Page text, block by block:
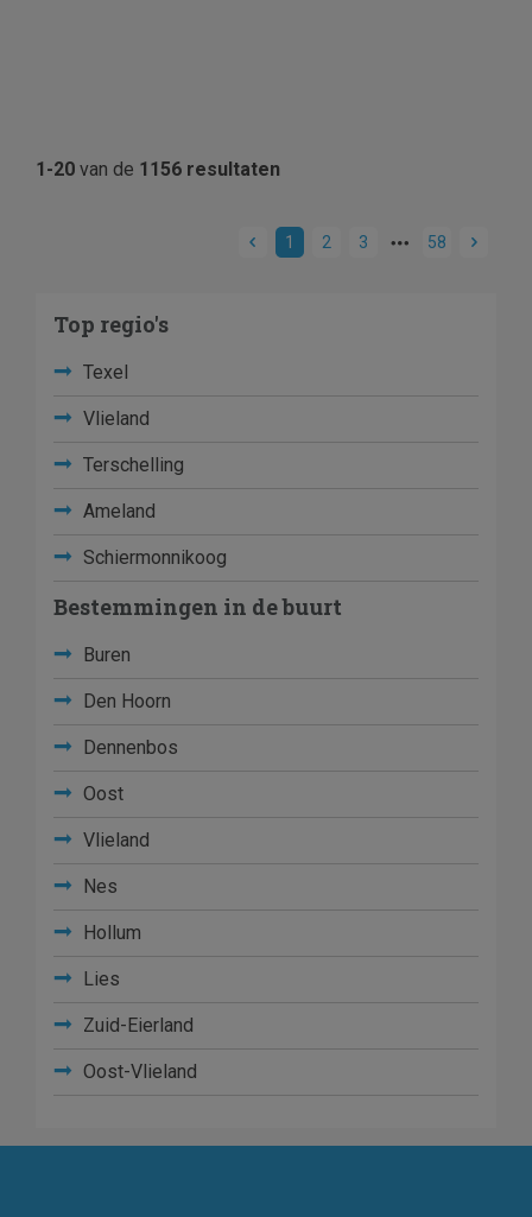
1-20 van de 1156 resultaten
1 2 3 58
Top regio's
Texel
Vlieland
Terschelling
Ameland
Schiermonnikoog
Bestemmingen in de buurt
Buren
Den Hoorn
Dennenbos
Oost
Vlieland
Nes
Hollum
Lies
Zuid-Eierland
Oost-Vlieland